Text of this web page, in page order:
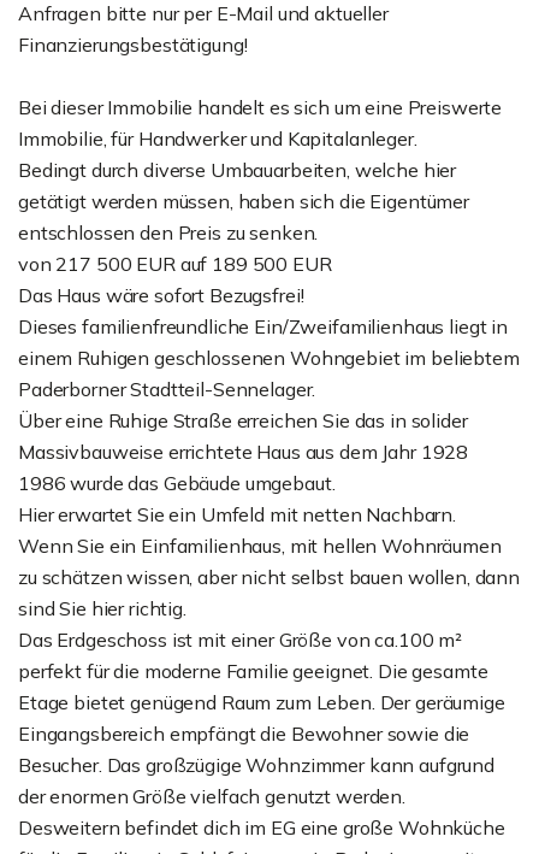
Anfragen bitte nur per E-Mail und aktueller
Finanzierungsbestätigung!
Bei dieser Immobilie handelt es sich um eine Preiswerte
Immobilie, für Handwerker und Kapitalanleger.
Bedingt durch diverse Umbauarbeiten, welche hier
getätigt werden müssen, haben sich die Eigentümer
entschlossen den Preis zu senken.
von 217 500 EUR auf 189 500 EUR
Das Haus wäre sofort Bezugsfrei!
Dieses familienfreundliche Ein/Zweifamilienhaus liegt in
einem Ruhigen geschlossenen Wohngebiet im beliebtem
Paderborner Stadtteil-Sennelager.
Über eine Ruhige Straße erreichen Sie das in solider
Massivbauweise errichtete Haus aus dem Jahr 1928
1986 wurde das Gebäude umgebaut.
Hier erwartet Sie ein Umfeld mit netten Nachbarn.
Wenn Sie ein Einfamilienhaus, mit hellen Wohnräumen
zu schätzen wissen, aber nicht selbst bauen wollen, dann
sind Sie hier richtig.
Das Erdgeschoss ist mit einer Größe von ca.100 m²
perfekt für die moderne Familie geeignet. Die gesamte
Etage bietet genügend Raum zum Leben. Der geräumige
Eingangsbereich empfängt die Bewohner sowie die
Besucher. Das großzügige Wohnzimmer kann aufgrund
der enormen Größe vielfach genutzt werden.
Desweitern befindet dich im EG eine große Wohnküche